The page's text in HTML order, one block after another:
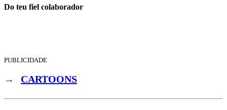
Do teu fiel colaborador
PUBLICIDADE
→ CARTOONS